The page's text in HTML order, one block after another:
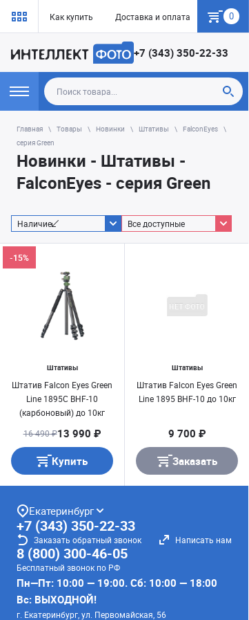
Как купить Доставка и оплата Гарантия
0
+7 (343) 350-22-33
Главная Товары Новинки Штативы
FalconEyes
серия Green
Новинки - Штативы -
FalconEyes - серия Green
Наличие Все доступные
Штативы
Штатив Falcon Eyes Green
Line 1895C BHF-10
(карбоновый) до 10кг
-15%
16 490 ₽13 990 ₽
Купить
Штативы
Штатив Falcon Eyes Green
Line 1895 BHF-10 до 10кг
9 700 ₽
Заказать
Екатеринбург
+7 (343) 350-22-33
Заказать обратный звонок Написать нам
8 (800) 300-46-05
Бесплатный звонок по РФ
Пн—Пт: 10:00 — 19:00. Сб: 10:00 — 18:00
Вс: ВЫХОДНОЙ!
г. Екатеринбург, ул. Первомайская, 56